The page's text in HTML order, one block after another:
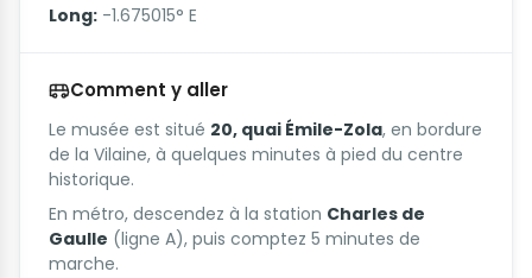
Long: -1.675015° E
Comment y aller
Le musée est situé 20, quai Émile-Zola, en bordure
de la Vilaine, à quelques minutes à pied du centre
historique.
En métro, descendez à la station Charles de
Gaulle (ligne A), puis comptez 5 minutes de
marche.